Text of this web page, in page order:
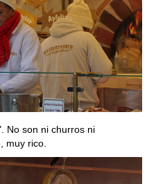
No son ni churros ni
muy rico.